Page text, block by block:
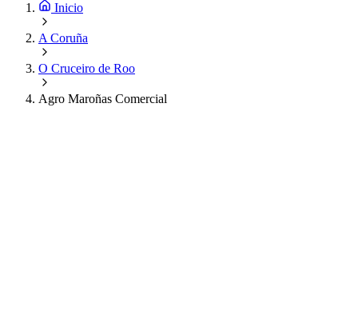
Inicio
A Coruña
O Cruceiro de Roo
Agro Maroñas Comercial